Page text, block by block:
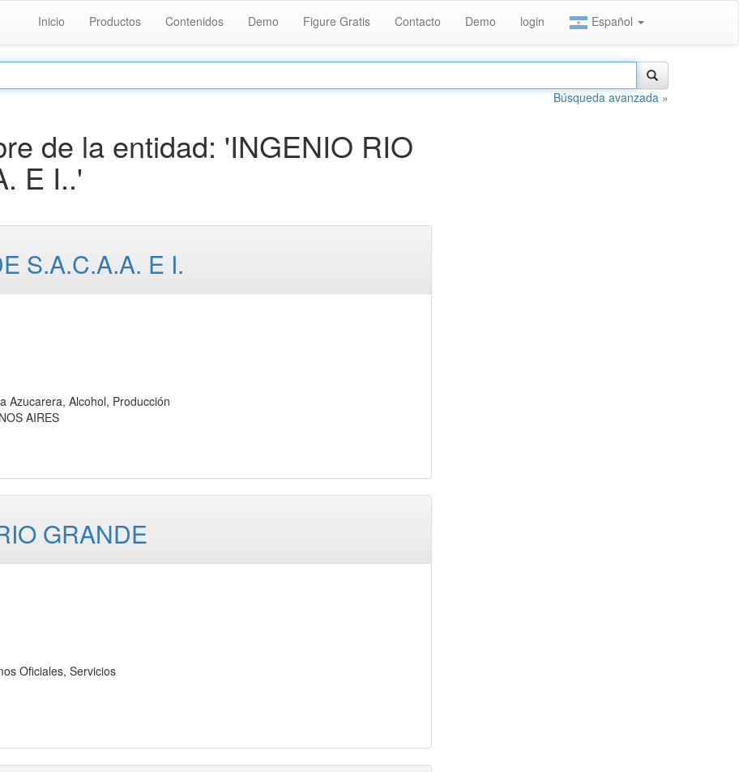
Inicio Productos Contenidos Demo Figure Gratis Contacto Demo login Español
Búsqueda avanzada »
de la entidad: 'INGENIO RIO
E I..'
S.A.C.A.A. E I.
Azucarera, Alcohol, Producción
AIRES
GRANDE
Oficiales, Servicios